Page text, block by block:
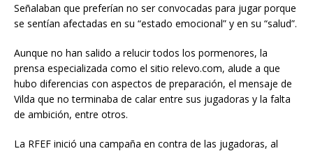
Señalaban que preferían no ser convocadas para jugar porque
se sentían afectadas en su “estado emocional” y en su “salud”.
Aunque no han salido a relucir todos los pormenores, la
prensa especializada como el sitio relevo.com, alude a que
hubo diferencias con aspectos de preparación, el mensaje de
Vilda que no terminaba de calar entre sus jugadoras y la falta
de ambición, entre otros.
La RFEF inició una campaña en contra de las jugadoras, al